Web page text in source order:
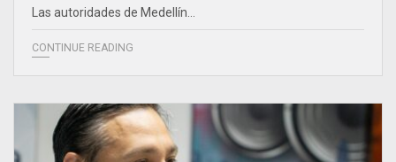
Las autoridades de Medellín…
CONTINUE READING